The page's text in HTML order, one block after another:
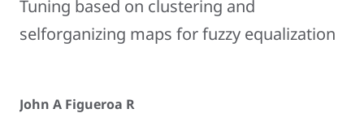
Tuning based on clustering and
selforganizing maps for fuzzy equalization
John A Figueroa R